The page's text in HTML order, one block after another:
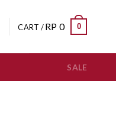
CART /RP 0 0
SALE